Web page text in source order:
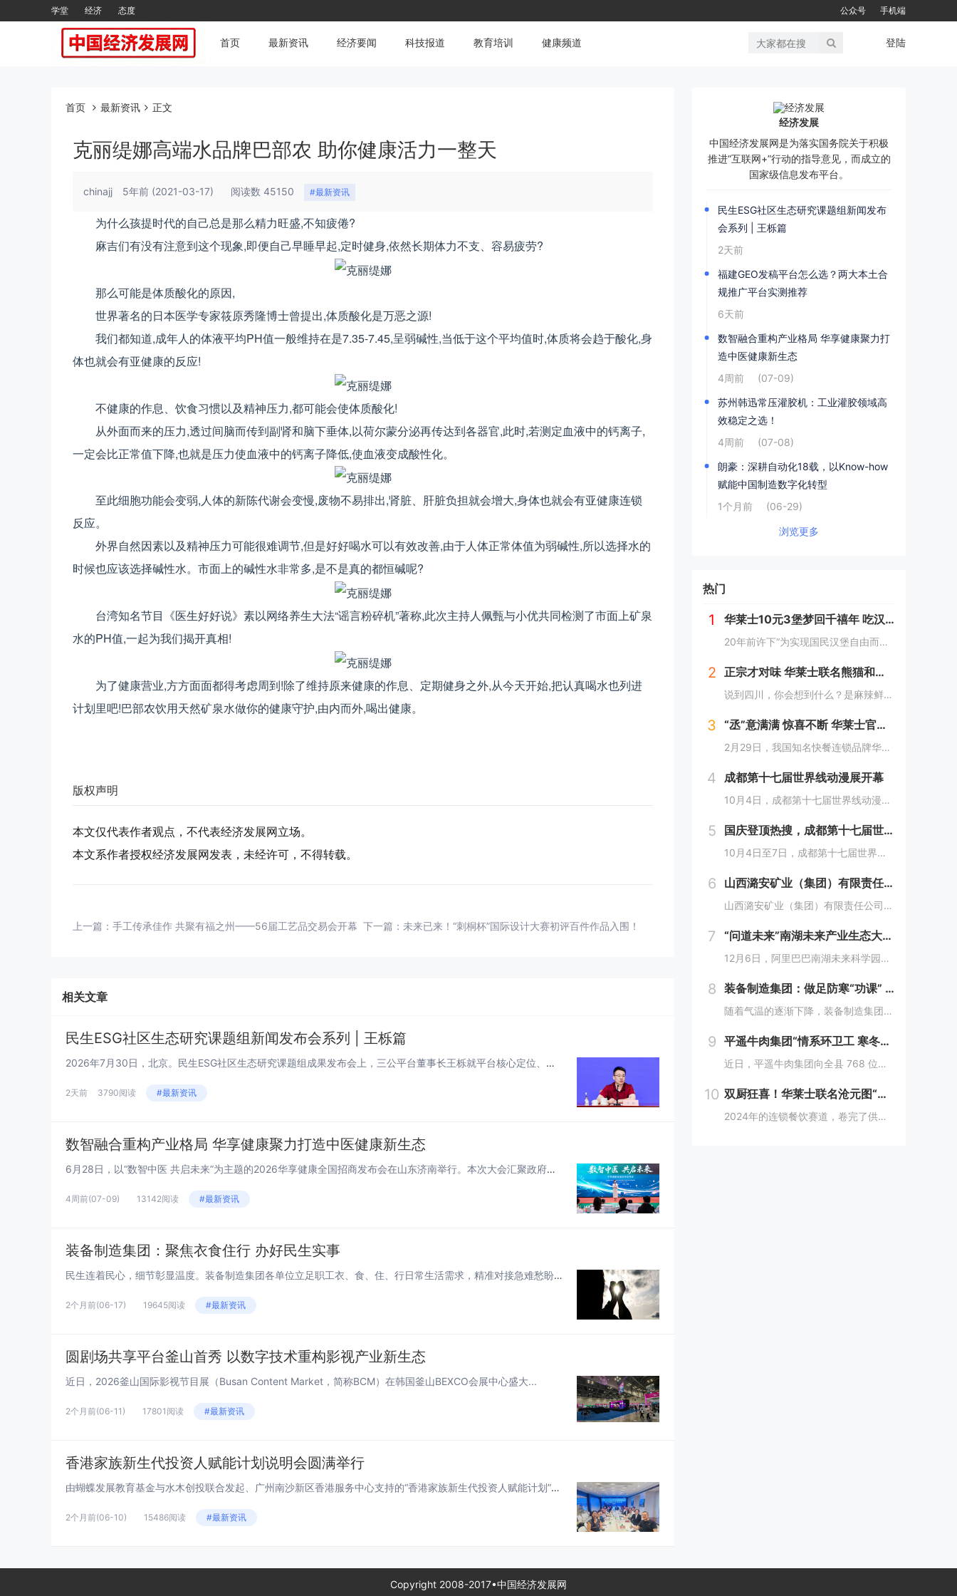
学堂 经济 态度 公众号 手机端
首页 最新资讯 经济要闻 科技报道 教育培训 健康频道 登陆
首页 最新资讯 正文
克丽缇娜高端水品牌巴部农 助你健康活力一整天
chinajj 5年前 (2021-03-17) 阅读数 45150 #最新资讯
为什么孩提时代的自己总是那么精力旺盛,不知疲倦?
麻吉们有没有注意到这个现象,即便自己早睡早起,定时健身,依然长期体力不支、容易疲劳?
那么可能是体质酸化的原因,
世界著名的日本医学专家筱原秀隆博士曾提出,体质酸化是万恶之源!
我们都知道,成年人的体液平均PH值一般维持在是7.35-7.45,呈弱碱性,当低于这个平均值时,体质将会趋于酸化,身
体也就会有亚健康的反应!
不健康的作息、饮食习惯以及精神压力,都可能会使体质酸化!
从外面而来的压力,透过间脑而传到副肾和脑下垂体,以荷尔蒙分泌再传达到各器官,此时,若测定血液中的钙离子,
一定会比正常值下降,也就是压力使血液中的钙离子降低,使血液变成酸性化。
至此细胞功能会变弱,人体的新陈代谢会变慢,废物不易排出,肾脏、肝脏负担就会增大,身体也就会有亚健康连锁
反应。
外界自然因素以及精神压力可能很难调节,但是好好喝水可以有效改善,由于人体正常体值为弱碱性,所以选择水的
时候也应该选择碱性水。市面上的碱性水非常多,是不是真的都恒碱呢?
台湾知名节目《医生好好说》素以网络养生大法“谣言粉碎机”著称,此次主持人佩甄与小优共同检测了市面上矿泉
水的PH值,一起为我们揭开真相!
为了健康营业,方方面面都得考虑周到!除了维持原来健康的作息、定期健身之外,从今天开始,把认真喝水也列进
计划里吧!巴部农饮用天然矿泉水做你的健康守护,由内而外,喝出健康。
版权声明
本文仅代表作者观点，不代表经济发展网立场。
本文系作者授权经济发展网发表，未经许可，不得转载。
上一篇： 手工传承佳作 共聚有福之州——56届工艺品交易会开幕 下一篇： 未来已来！“刺桐杯”国际设计大赛初评百件作品入围！
相关文章
民生ESG社区生态研究课题组新闻发布会系列 | 王栎篇
2026年7月30日，北京。民生ESG社区生态研究课题组成果发布会上，三公平台董事长王栎就平台核心定位、建设路径及未来规...
2天前 3790阅读 #最新资讯
数智融合重构产业格局 华享健康聚力打造中医健康新生态
6月28日，以“数智中医 共启未来”为主题的2026华享健康全国招商发布会在山东济南举行。本次大会汇聚政府主管部门领导、...
4周前(07-09) 13142阅读 #最新资讯
装备制造集团：聚焦衣食住行 办好民生实事
民生连着民心，细节彰显温度。装备制造集团各单位立足职工衣、食、住、行日常生活需求，精准对接急难愁盼，推出一系列务实暖心举...
2个月前(06-17) 19645阅读 #最新资讯
圆剧场共享平台釜山首秀 以数字技术重构影视产业新生态
近日，2026釜山国际影视节目展（Busan Content Market，简称BCM）在韩国釜山BEXCO会展中心盛大...
2个月前(06-11) 17801阅读 #最新资讯
香港家族新生代投资人赋能计划说明会圆满举行
由蝴蝶发展教育基金与水木创投联合发起、广州南沙新区香港服务中心支持的“香港家族新生代投资人赋能计划”说明会，于6月2日下...
2个月前(06-10) 15486阅读 #最新资讯
经济发展
中国经济发展网是为落实国务院关于积极
推进“互联网+”行动的指导意见，而成立的
国家级信息发布平台。
民生ESG社区生态研究课题组新闻发布
会系列 | 王栎篇
2天前
福建GEO发稿平台怎么选？两大本土合
规推广平台实测推荐
6天前
数智融合重构产业格局 华享健康聚力打
造中医健康新生态
4周前
(07-09)
苏州韩迅常压灌胶机：工业灌胶领域高
效稳定之选！
4周前
(07-08)
朗豪：深耕自动化18载，以Know-how
赋能中国制造数字化转型
1个月前
(06-29)
浏览更多
热门
1 华莱士10元3堡梦回千禧年 吃汉堡、献爱心，经典好滋味回馈社会
20年前许下“为实现国民汉堡自由而奋斗”心愿的中国华莱士可能没有想到，2024年华莱士汉堡价格居然“卷”出了首店开业的价格！9月1日，“2024华华汉堡节”正式开启，而此次汉堡节，华莱士也是下了“血本”来回馈「华门信徒」，10块钱就能吃到3...
2 正宗才对味 华莱士联名熊猫和和国庆重磅上新鱼香肉丝鸡腿堡
说到四川，你会想到什么？是麻辣鲜香的川菜？还是圆滚滚可爱的国宝“胖达”？华莱士寻味中国系列终于来到了川蜀之地，与央视动漫熊猫和和联名，9月20日重磅上新华莱士川蜀鱼香肉丝风味鸡腿堡，从舌尖出发，探寻川蜀美食的“灵魂”。中国华莱士一直秉承着传...
3 “丞”意满满 惊喜不断 华莱士官宣范丞丞为新代言人
2月29日，我国知名快餐连锁品牌华莱士正式官宣范丞丞成为中国华莱士的品牌代言人。配合官宣，华莱士携手范丞丞发布了全新的品牌TVC，还为范丞丞的粉丝们量身定制了“丞意满满”的惊喜，与范丞丞共同开启创意十足的“春日之旅”。“丞”至金开，共掀美食...
4 成都第十七届世界线动漫展开幕
10月4日，成都第十七届世界线动漫展在中国西部国际博览城开幕。本届展会以“逐浪追风，记秋航行”为主题，涵盖品牌展商互动、主题游戏体验、沉浸主题摄影、声优大赛、电竞比赛、嘉宾签售、主题巡游和IP周边销售等核心内容。展会服务继续升级！成都第十七...
5 国庆登顶热搜，成都第十七届世界线动漫展圆满举行!
10月4日至7日，成都第十七届世界线动漫展在中国西部国际博览城成功举行。世界线动漫展是成都本土市场孕育的动漫展会，凭借独特的游戏体验和品牌展商互动内容，在年轻二次元人群好评如潮，成为了西部地区受众人数最多、规模最大的动漫展会。成都第十七届世...
6 山西潞安矿业（集团）有限责任公司古城煤矿： 企业基层党组织如何围绕中心工作发挥宣传赋能作用
山西潞安矿业（集团）有限责任公司古城煤矿：企业基层党组织如何围绕中心工作发挥宣传赋能作用 习近平总书记指出，做好新形势下宣传思想工作，必须自觉承担起举旗帜、聚民心、育新人、兴文化、展形象的使命任务，这为国企做好宣传思想工作提供了根...
7 “问道未来”南湖未来产业生态大会，阿里巴巴南湖未来科学园正式宣布开园
12月6日，阿里巴巴南湖未来科学园正式宣布开园，并同期举办了“问道未来——南湖未来产业生态大会”。此次活动中，由阿里巴巴达摩院主导的湖畔实验室、中国科学院院士叶志镇团队、西湖大学裴端卿教授实验室等共计106家科技创新企业及实验室正式入驻并举...
8 装备制造集团：做足防寒“功课” 全力备战“冬考”
随着气温的逐渐下降，装备制造集团各单位坚持早安排、早准备、早落实，超前部署、多措并举做好防冻保暖工作，全力保障冬季生产安全稳定运行。“报告值班长，井口热风机组经过全面检修维护，昨天进行了试运转，一切正常。”寺河煤矿二号井机电运行工区班前会上...
9 平遥牛肉集团“情系环卫工 寒冬暖人心”
近日，平遥牛肉集团向全县 768 位环卫工人捐赠了价值15万余元的保暖衣和保温杯。这一善举主要源于对环卫工人辛勤付出的由衷敬意。他们每日穿梭在平遥的大街小巷，无畏寒暑，为城市的整洁默默奉献，这种精神深深触动了平遥牛肉集团...
10 双厨狂喜！华莱士联名沧元图“破圈儿”二次元
2024年的连锁餐饮赛道，卷完了供应链、卷完了规模，开始卷起了营销和文化，而作为我国连锁快餐的龙头企业，华莱士无疑是最会玩儿的“玩家”之一。日前，华莱士联名沧元图，用国潮、国漫文化，破圈儿二次元，掀起了“华门信徒”和二次元粉丝的“双厨狂喜”...
Copyright 2008-2017•中国经济发展网